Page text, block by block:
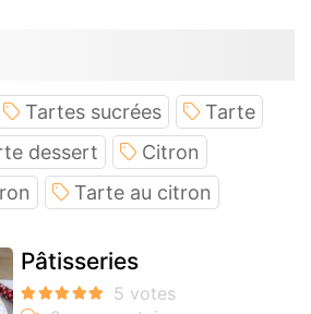
Tartes sucrées
Tarte
dessert
Citron
Tarte au citron
Pâtisseries